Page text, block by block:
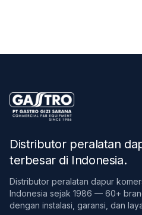
Distributor peralatan
terbesar di Indonesia.
Distributor peralatan dapur
Indonesia sejak 1986 — 60+
dengan instalasi, garansi, dan